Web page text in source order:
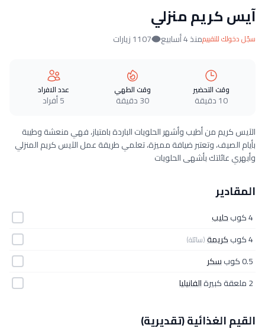
آيس كريم منزلي
سجّل دخولك للتقييممنذ 4 أسابيع 1107 زيارات
وقت التحضير
10 دقيقة
وقت الطهي
30 دقيقة
عدد الافراد
5 أفراد
الآيس كريم من أطيب وأشهر الحلويات الباردة بامتياز، فهي منعشة وطيبة
بأيام الصيف، وتعتبر ضيافة مميزة، تعلمي طريقة عمل الآيس كريم المنزلي
وأبهري عائلتك بأشهى الحلويات
المقادير
4 كوب
حليب
4 كوب
كريمة(سائلة)
0.5 كوب
سكر
2 ملعقة كبيرة
الفانيليا
القيم الغذائية (تقديرية)